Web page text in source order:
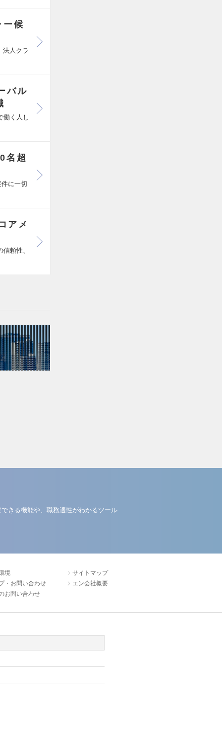
ー候
法人クラ
バル
働く人し
名超
に一切
アメ
頼性、
きる機能や、職務適性がわかるツール
境
・お問い合わせ
お問い合わせ
サイトマップ
エン会社概要